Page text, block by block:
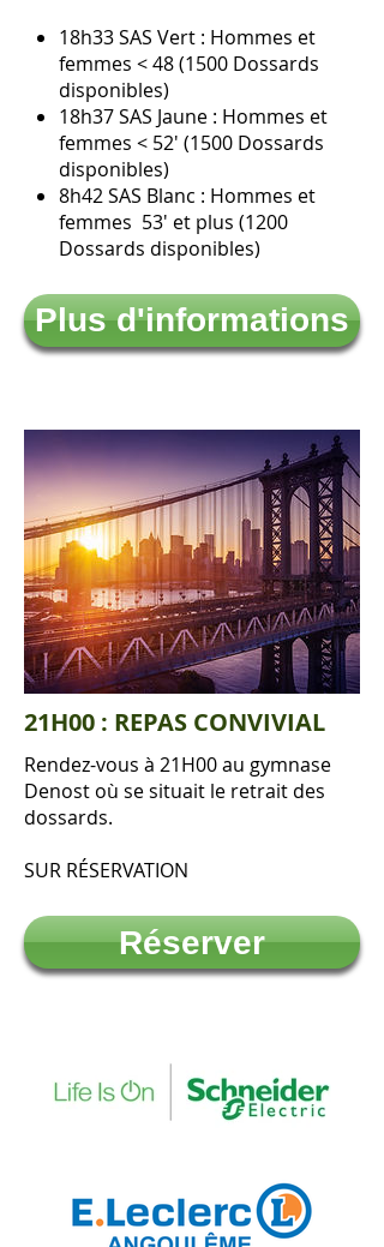
18h33 SAS Vert : Hommes et
femmes < 48 (1500 Dossards
disponibles)
18h37 SAS Jaune : Hommes et
femmes < 52' (1500 Dossards
disponibles)
8h42 SAS Blanc : Hommes et
femmes 53' et plus (1200
Dossards disponibles)
Plus d'informations
21H00 : REPAS CONVIVIAL
Rendez-vous à 21H00 au gymnase
Denost où se situait le retrait des
dossards.
SUR RÉSERVATION
Réserver